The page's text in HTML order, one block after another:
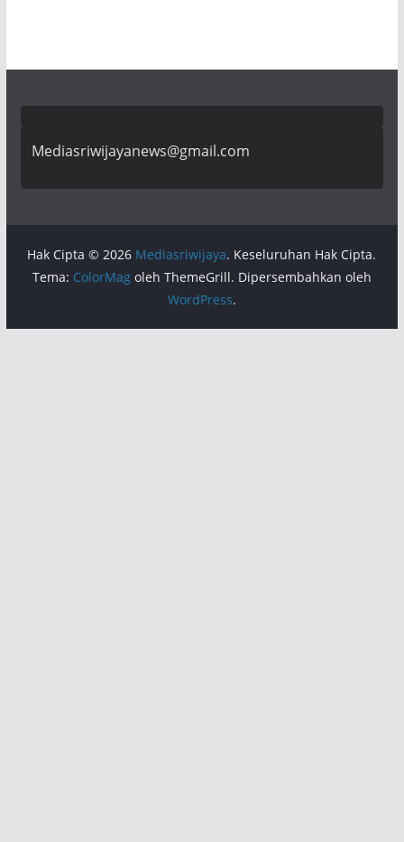
Mediasriwijayanews@gmail.com
Hak Cipta © 2026 Mediasriwijaya. Keseluruhan Hak Cipta.
Tema: ColorMagoleh ThemeGrill. Dipersembahkan oleh
WordPress.